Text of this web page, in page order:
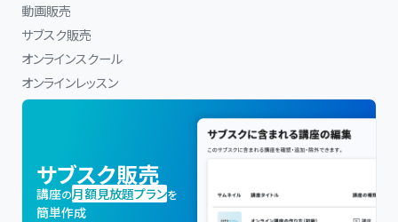
動画販売
サブスク販売
オンラインスクール
オンラインレッスン
サブスク販売
講座の月額見放題プランを
簡単作成